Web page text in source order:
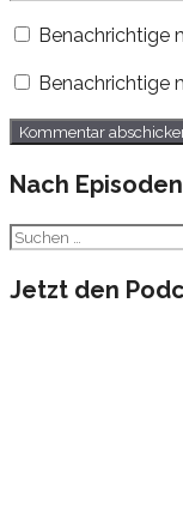
Benachrichtige
Benachrichtige
Nach
Suchen
Jetzt den